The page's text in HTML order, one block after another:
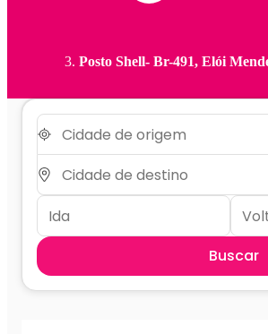
Posto Shell- Br-491, Elói
Buscar